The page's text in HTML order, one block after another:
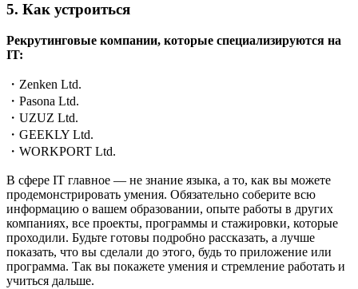
5. Как устроиться
Рекрутинговые компании, которые специализируются на
IT:
・Zenken Ltd.
・Pasona Ltd.
・UZUZ Ltd.
・GEEKLY Ltd.
・WORKPORT Ltd.
В сфере IT главное — не знание языка, а то, как вы можете
продемонстрировать умения. Обязательно соберите всю
информацию о вашем образовании, опыте работы в других
компаниях, все проекты, программы и стажировки, которые
проходили. Будьте готовы подробно рассказать, а лучше
показать, что вы сделали до этого, будь то приложение или
программа. Так вы покажете умения и стремление работать и
учиться дальше.